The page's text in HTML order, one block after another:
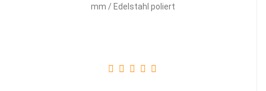
mm / Edelstahl poliert